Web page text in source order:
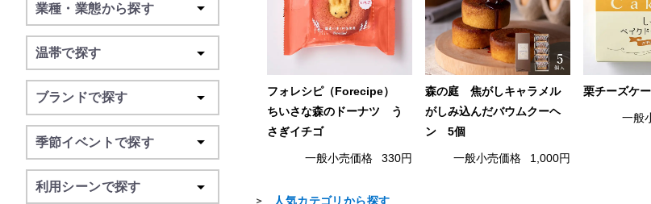
フォレシピ（Forecipe）
ちいさな森のドーナツ う
さぎイチゴ
一般小売価格 330円
森の庭 焦がしキャラメル
がしみ込んだバウムクーヘ
ン 5個
一般小売価格 1,000円
栗チーズケ
一般
＞ 人気カテゴリから探す
業種・業態から探す
温帯で探す
ブランドで探す
季節イベントで探す
利用シーンで探す